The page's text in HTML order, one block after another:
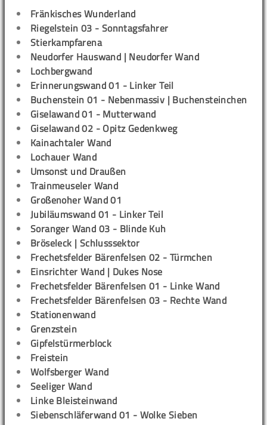
Fränkisches Wunderland
Riegelstein 03 - Sonntagsfahrer
Stierkampfarena
Neudorfer Hauswand | Neudorfer Wand
Lochbergwand
Erinnerungswand 01 - Linker Teil
Buchenstein 01 - Nebenmassiv | Buchensteinchen
Giselawand 01 - Mutterwand
Giselawand 02 - Opitz Gedenkweg
Kainachtaler Wand
Lochauer Wand
Umsonst und Draußen
Trainmeuseler Wand
Großenoher Wand 01
Jubiläumswand 01 - Linker Teil
Soranger Wand 03 - Blinde Kuh
Bröseleck | Schlusssektor
Frechetsfelder Bärenfelsen 02 - Türmchen
Einsrichter Wand | Dukes Nose
Frechetsfelder Bärenfelsen 01 - Linke Wand
Frechetsfelder Bärenfelsen 03 - Rechte Wand
Stationenwand
Grenzstein
Gipfelstürmerblock
Freistein
Wolfsberger Wand
Seeliger Wand
Linke Bleisteinwand
Siebenschläferwand 01 - Wolke Sieben